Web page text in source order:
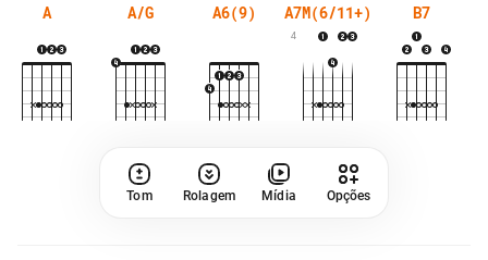
A A/G A6(9) A7M(6/11+)
4
B7
Tom Rolagem Mídia Opções